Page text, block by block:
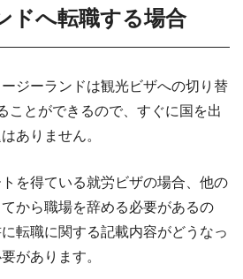
ドへ転職する場合
ジーランドは観光ビザへの切り替
ことができるので、すぐに国を出
ありません。
を得ている就労ビザの場合、他の
から職場を辞める必要があるの
転職に関する記載内容がどうなっ
があります。